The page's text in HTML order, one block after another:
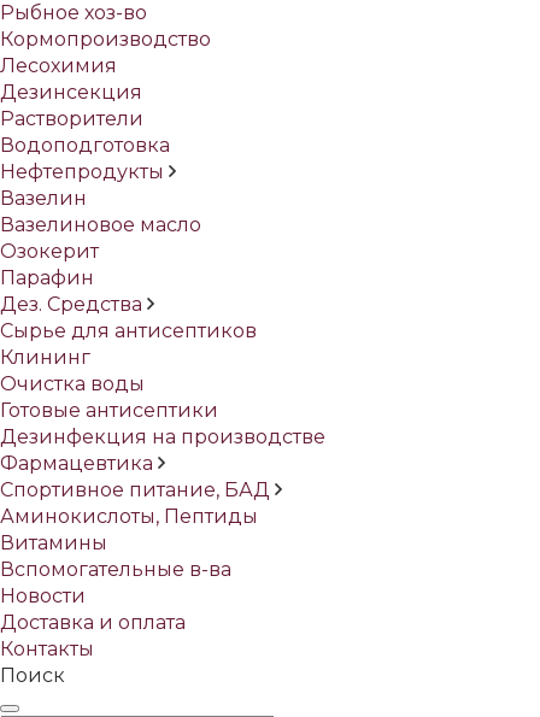
Рыбное хоз-во
Кормопроизводство
Лесохимия
Дезинсекция
Растворители
Водоподготовка
Нефтепродукты
Вазелин
Вазелиновое масло
Озокерит
Парафин
Дез. Средства
Сырье для антисептиков
Клининг
Очистка воды
Готовые антисептики
Дезинфекция на производстве
Фармацевтика
Спортивное питание, БАД
Аминокислоты, Пептиды
Витамины
Вспомогательные в-ва
Новости
Доставка и оплата
Контакты
Поиск